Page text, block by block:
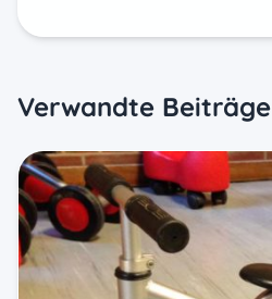
Verwandte Beiträge